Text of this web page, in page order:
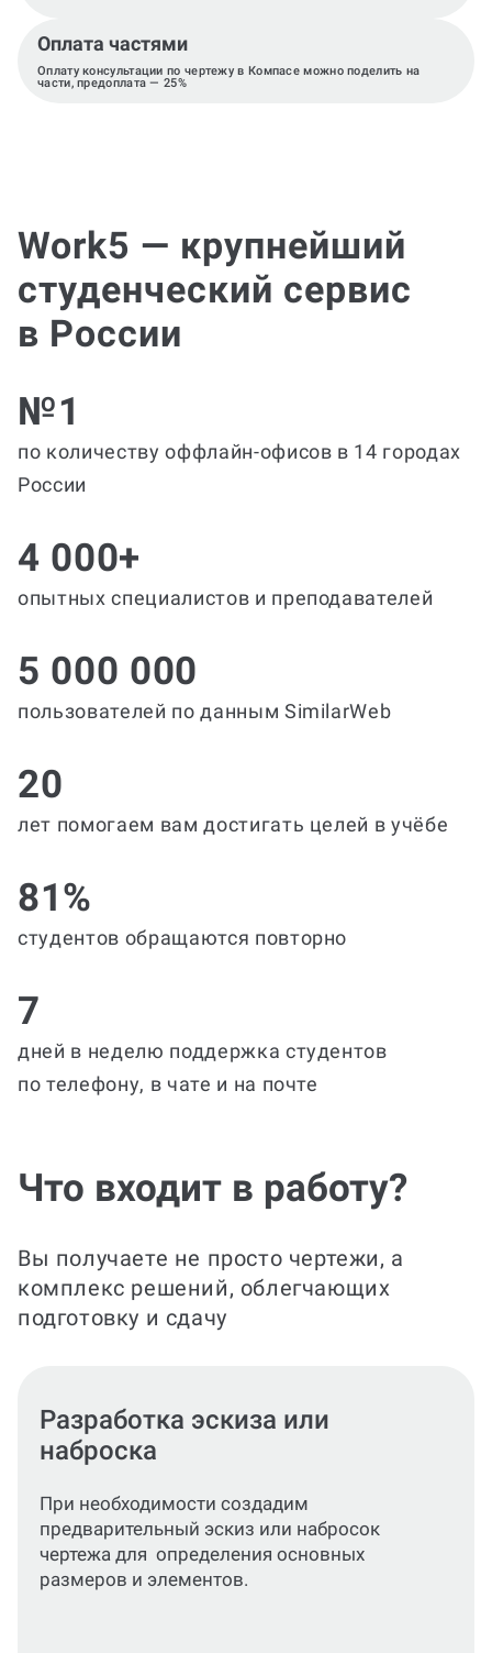
Оплата частями
Оплату консультации по чертежу в Компасе можно поделить на
части, предоплата — 25%
Work5 — крупнейший
студенческий сервис
в России
№1
по количеству оффлайн-офисов в 14 городах
России
4 000+
опытных специалистов и преподавателей
5 000 000
пользователей по данным SimilarWeb
20
лет помогаем вам достигать целей в учёбе
81%
студентов обращаются повторно
7
дней в неделю поддержка студентов
по телефону, в чате и на почте
Что входит в работу?
Вы получаете не просто чертежи, а
комплекс решений, облегчающих
подготовку и сдачу
Создание чертежа в
выбранной программе
строго следуя стандартам оформления
(линейные размеры, шрифты, линии,
обозначения). Используем выбранное
программное обеспечение (AutoCAD,